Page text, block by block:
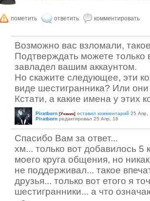
Возможно вас взломали,
Подтверждать можете
завладел вашим аккаунтом.
Но скажите следующее, эти
виде шестигранника? Или
Кстати, а какие имена у этих
Piratborn [Ученик] оставил комментарий 25 Апр,
Piratborn редактировал 25 Апр, 16
Спасибо Вам за ответ...
хм... только вот добавилось 5
моего круга общения, но
не поддерживал... такое
друзья... только вот етого я
шестигранники... а что